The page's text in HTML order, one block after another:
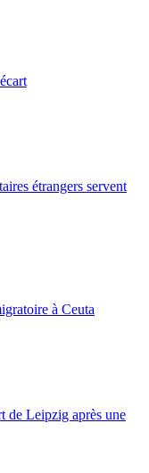
étrangers servent
à Ceuta
de Leipzig après une